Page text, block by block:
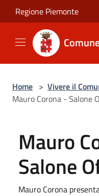
Salta al contenuto principale
Regione Piemonte
Home > Vivere il
Mauro Corona - Salone
Mauro
Salone
Mauro Corona